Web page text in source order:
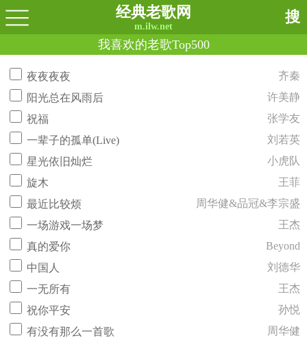
经典老歌网
m.ilw.net
搜
我喜欢的老歌Top500
夜夜夜夜
齐秦
阳光总在风雨后
许美静
祝福
张学友
一辈子的孤单(Live)
刘若英
星光依旧灿烂
小虎队
旋木
王菲
最近比较烦
周华健&品冠&李宗盛
一场游戏一场梦
王杰
真的爱你
Beyond
中国人
刘德华
一无所有
王杰
祝你平安
孙悦
有没有那么一首歌
周华健